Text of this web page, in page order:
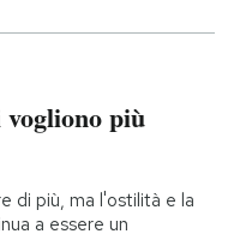
più
di più, ma l'ostilità e la
a essere un